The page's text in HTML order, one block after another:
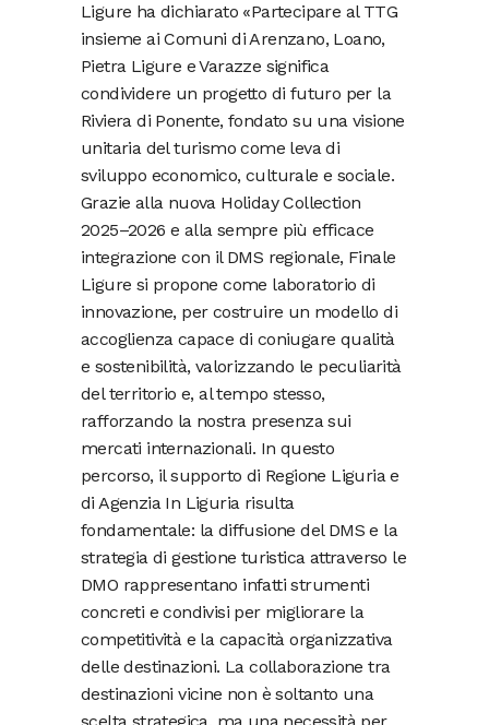
Ligure ha dichiarato «Partecipare al TTG
insieme ai Comuni di Arenzano, Loano,
Pietra Ligure e Varazze significa
condividere un progetto di futuro per la
Riviera di Ponente, fondato su una visione
unitaria del turismo come leva di
sviluppo economico, culturale e sociale.
Grazie alla nuova Holiday Collection
2025–2026 e alla sempre più efficace
integrazione con il DMS regionale, Finale
Ligure si propone come laboratorio di
innovazione, per costruire un modello di
accoglienza capace di coniugare qualità
e sostenibilità, valorizzando le peculiarità
del territorio e, al tempo stesso,
rafforzando la nostra presenza sui
mercati internazionali. In questo
percorso, il supporto di Regione Liguria e
di Agenzia In Liguria risulta
fondamentale: la diffusione del DMS e la
strategia di gestione turistica attraverso le
DMO rappresentano infatti strumenti
concreti e condivisi per migliorare la
competitività e la capacità organizzativa
delle destinazioni. La collaborazione tra
destinazioni vicine non è soltanto una